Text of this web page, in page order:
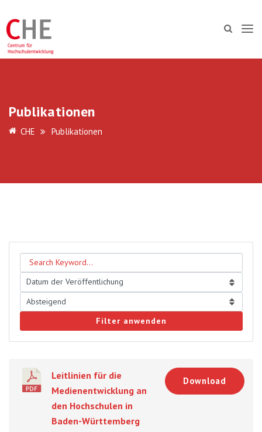
Publikationen
CHE Publikationen
Filter anwenden
Leitlinien für die
Medienentwicklung an
den Hochschulen in
Baden-Württemberg
Download